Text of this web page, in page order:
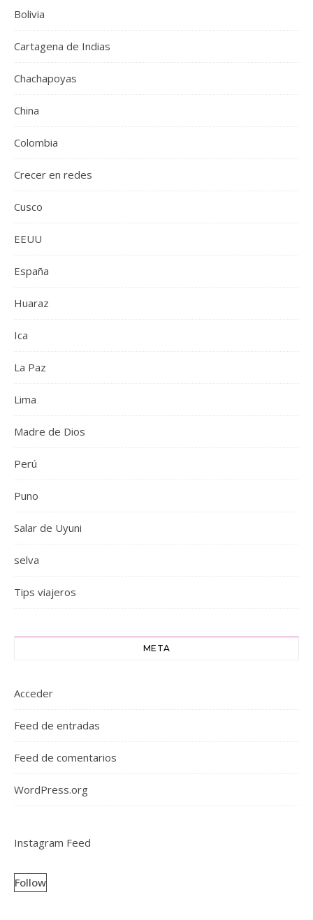
Bolivia
Cartagena de Indias
Chachapoyas
China
Colombia
Crecer en redes
Cusco
EEUU
España
Huaraz
Ica
La Paz
Lima
Madre de Dios
Perú
Puno
Salar de Uyuni
selva
Tips viajeros
META
Acceder
Feed de entradas
Feed de comentarios
WordPress.org
Instagram Feed
Follow